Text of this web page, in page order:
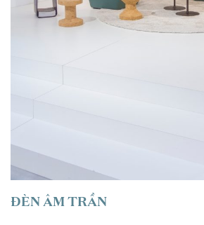
ĐÈN ÂM TRẦN